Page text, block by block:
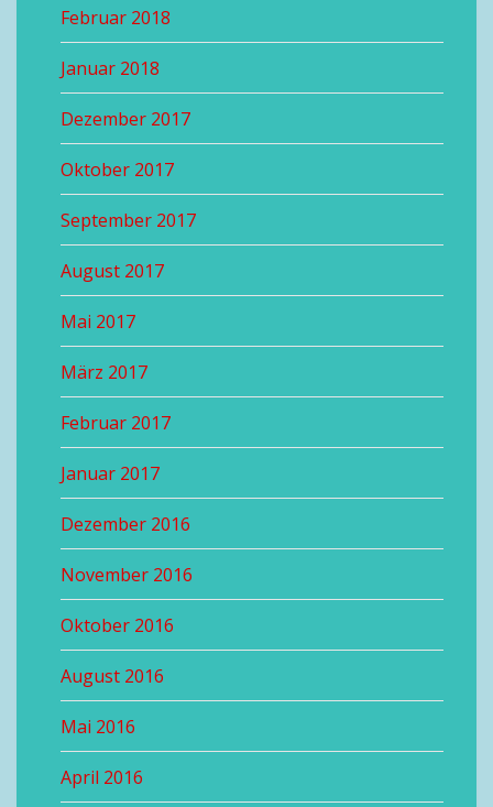
Februar 2018
Januar 2018
Dezember 2017
Oktober 2017
September 2017
August 2017
Mai 2017
März 2017
Februar 2017
Januar 2017
Dezember 2016
November 2016
Oktober 2016
August 2016
Mai 2016
April 2016